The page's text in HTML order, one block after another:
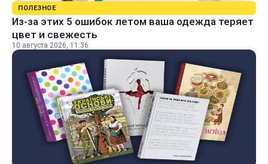
ПОЛЕЗНОЕ
Из-за этих 5 ошибок летом ваша одежда теряет
цвет и свежесть
10 августа 2026, 11:36